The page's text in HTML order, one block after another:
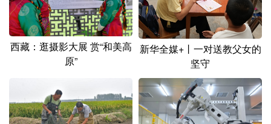
辽宁 吉林 上海 江苏
浙江 安徽 福建 江西
湖北 湖南
海南
四川 贵州 云南 西藏
西藏：逛摄影大展 赏“和美高
原”
新华全媒+丨一对送教父女的
坚守